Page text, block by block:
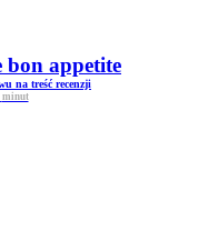
bon appetite
na treść recenzji
minut